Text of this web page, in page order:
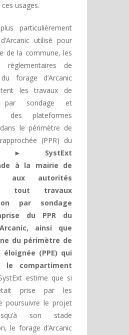
usages.
particulièrement
utilisé pour
de la commune, les
règlementaires de
forage d’Arcanic
les travaux de
par sondage et
des plateformes
le périmètre de
(PPR) du
► SystExt
à la mairie de
aux autorités
tout travaux
par sondage
du PPR du
ainsi que
du périmètre de
(PPE) qui
le compartiment
estime que si
prise par les
poursuivre le projet
son stade
le forage d’Arcanic